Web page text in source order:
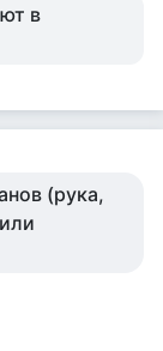
в
(рука,